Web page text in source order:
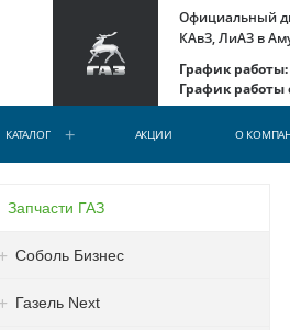
Официальный
КАвЗ, ЛиАЗ в
График
График работы
КАТАЛОГ АКЦИИ О
Запчасти ГАЗ
Соболь Бизнес
Газель Next